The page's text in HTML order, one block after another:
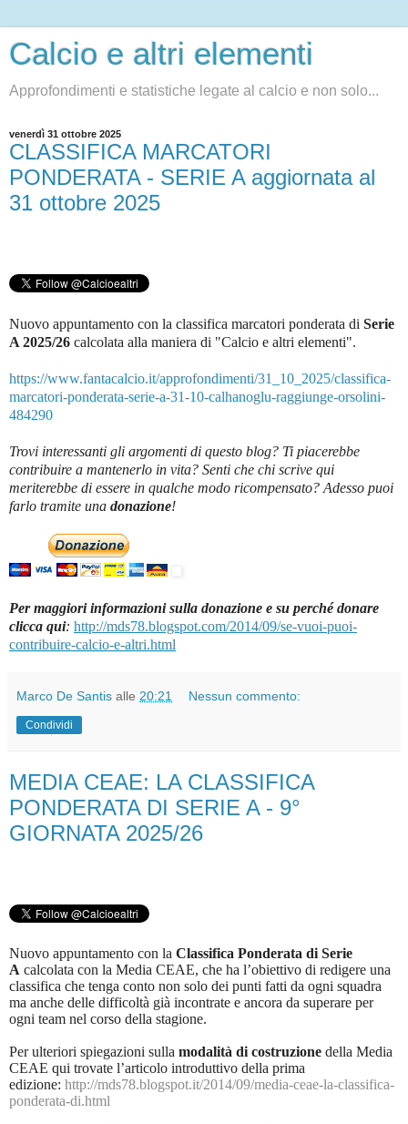
Calcio e altri elementi
Approfondimenti e statistiche legate al calcio e non solo...
venerdì 31 ottobre 2025
CLASSIFICA MARCATORI
PONDERATA - SERIE A aggiornata al
31 ottobre 2025
Nuovo appuntamento con la classifica marcatori ponderata di Serie
A 2025/26 calcolata alla maniera di "Calcio e altri elementi".
https://www.fantacalcio.it/approfondimenti/31_10_2025/classifica-
marcatori-ponderata-serie-a-31-10-calhanoglu-raggiunge-orsolini-
484290
Trovi interessanti gli argomenti di questo blog? Ti piacerebbe
contribuire a mantenerlo in vita? Senti che chi scrive qui
meriterebbe di essere in qualche modo ricompensato? Adesso puoi
farlo tramite una donazione!
Per maggiori informazioni sulla donazione e su perché donare
clicca qui: http://mds78.blogspot.com/2014/09/se-vuoi-puoi-
contribuire-calcio-e-altri.html
Marco De Santis alle 20:21 Nessun commento:
Condividi
MEDIA CEAE: LA CLASSIFICA
PONDERATA DI SERIE A - 9°
GIORNATA 2025/26
Nuovo appuntamento con la Classifica Ponderata di Serie
A calcolata con la Media CEAE, che ha l’obiettivo di redigere una
classifica che tenga conto non solo dei punti fatti da ogni squadra
ma anche delle difficoltà già incontrate e ancora da superare per
ogni team nel corso della stagione.
Per ulteriori spiegazioni sulla modalità di costruzione della Media
CEAE qui trovate l’articolo introduttivo della prima
edizione: http://mds78.blogspot.it/2014/09/media-ceae-la-classifica-
ponderata-di.html